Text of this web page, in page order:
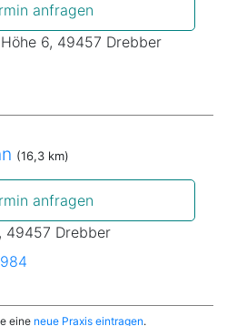
anfragen
6, 49457 Drebber
(16,3 km)
anfragen
49457 Drebber
eine neue Praxis eintragen.